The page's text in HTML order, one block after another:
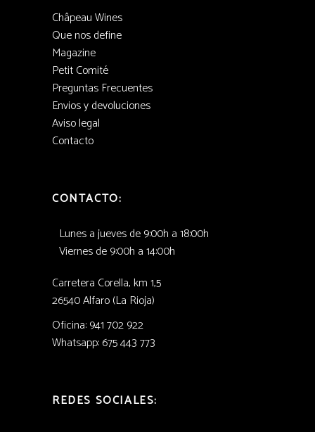
Châpeau Wines
Que nos define
Magazine
Petit Comité
Preguntas Frecuentes
Envios y devoluciones
Aviso legal
Contacto
CONTACTO:
Lunes a jueves de 9:00h a 18:00h
Viernes de 9:00h a 14:00h
Carretera Corella, km 1,5
26540 Alfaro (La Rioja)
Oficina: 941 702 922
Whatsapp: 675 443 773
REDES SOCIALES: